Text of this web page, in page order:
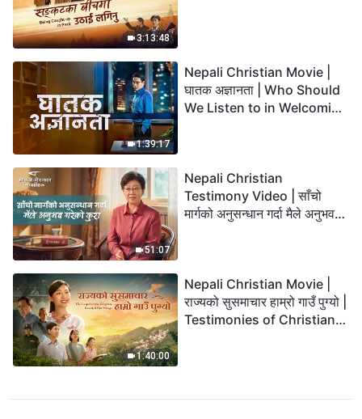
3:13:48
1:39:17
Nepali Christian Movie |
घातक अज्ञानता | Who Should
We Listen to in Welcoming
51:07
Nepali Christian
Testimony Video | साँचो
मार्गको अनुसन्धान गर्दा मैले अनुभव
1:40:00
Nepali Christian Movie |
राज्यको सुसमाचार हाम्रो गाउँ पुग्यो |
Testimonies of Christians